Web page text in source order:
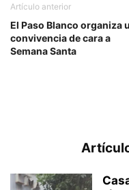
Artículo anterior
El Paso Blanco organiza
convivencia de cara a
Semana Santa